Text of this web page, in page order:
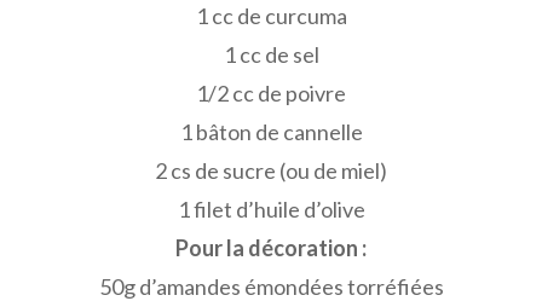
1 cc de curcuma
1 cc de sel
1/2 cc de poivre
1 bâton de cannelle
2 cs de sucre (ou de miel)
1 filet d’huile d’olive
Pour la décoration :
50g d’amandes émondées torréfiées